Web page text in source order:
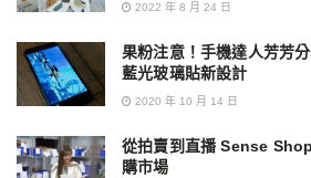
2022 年 8 月 24 日
果粉注意！手機達人芳芳
藍光玻璃貼新設計
2020 年 10 月 14 日
從拍賣到直播 Sense
購市場